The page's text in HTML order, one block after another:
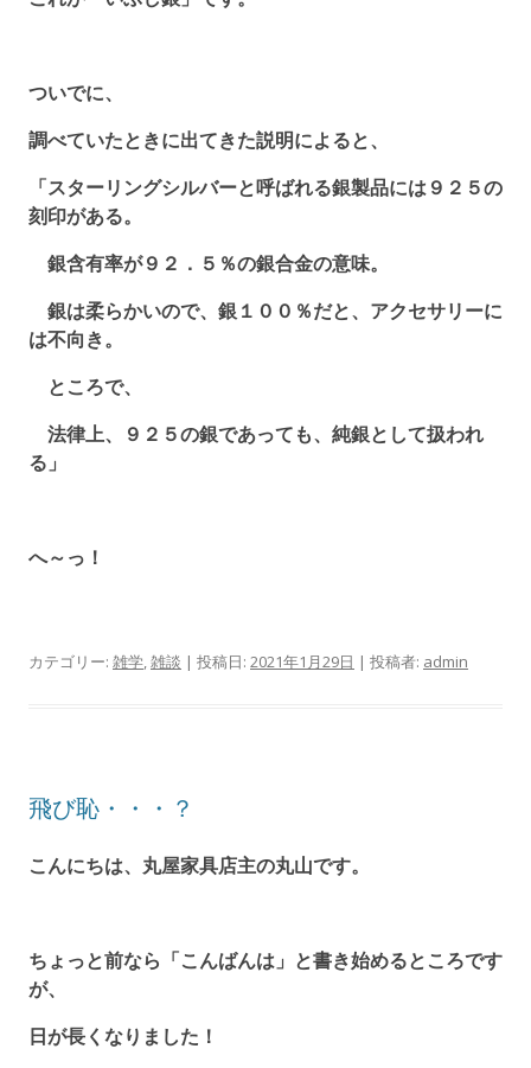
ついでに、
調べていたときに出てきた説明によると、
「スターリングシルバーと呼ばれる銀製品には９２５の
刻印がある。
銀含有率が９２．５％の銀合金の意味。
銀は柔らかいので、銀１００％だと、アクセサリーに
は不向き。
ところで、
法律上、９２５の銀であっても、純銀として扱われ
る」
へ～っ！
カテゴリー: 雑学,雑談 | 投稿日: 2021年1月29日 | 投稿者: admin
飛び恥・・・？
こんにちは、丸屋家具店主の丸山です。
ちょっと前なら「こんばんは」と書き始めるところです
が、
日が長くなりました！